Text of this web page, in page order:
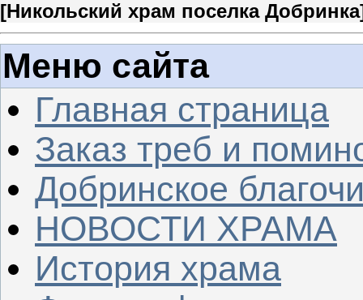
[Никольский храм поселка Добринка
Меню сайта
Главная страница
Заказ треб и
Добринское
НОВОСТИ ХРАМА
История храма